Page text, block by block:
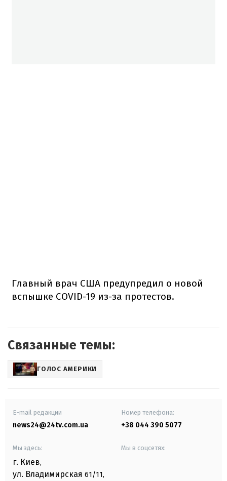
Главный врач США предупредил о новой
вспышке COVID-19 из-за протестов.
Связанные темы:
ГОЛОС АМЕРИКИ
E-mail редакции
news24@24tv.com.ua
Номер телефона:
+38 044 390 5077
Мы здесь:
г. Киев,
ул. Владимирская 61/11,
Мы в соцсетях: